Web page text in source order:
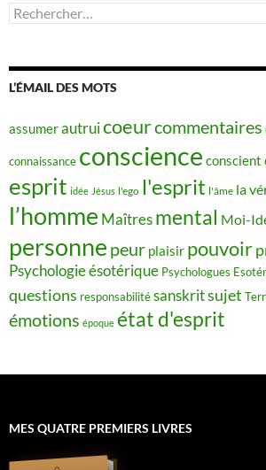
Rechercher :
L’ÉMAIL DES MOTS
assumerautruicoeurcommentaires
connaissance conscience conscient
esprit idée Jésus l'ego l'esprit l'âme la
l’homme Maîtres mental Moi-
personne peur plaisir pouvoir
Psychologie ésotérique Psychologues
questions responsabilitésanskritsujet
émotions époque état d'esprit
MES QUATRE PREMIERS LIVRES